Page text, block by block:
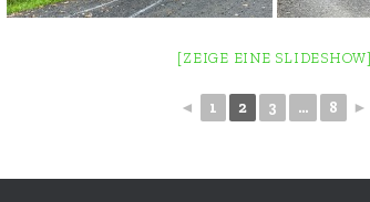
[ZEIGE EINE SLIDESHOW]
◄ 1 2 3 ... 8 ►